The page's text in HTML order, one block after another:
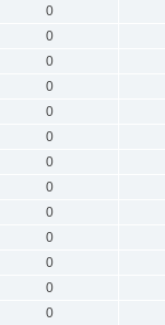
0
0
0
0
0
0
0
0
0
0
0
0
0